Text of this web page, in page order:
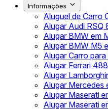
Informações
Aluguel de Carro
Alugar Audi RSQ
Alugar BMW em
Alugar BMW M5
Alugar Carro
Alugar Ferrari
Alugar
Alugar Mercedes
Alugar Maserati
Alugar Maserati